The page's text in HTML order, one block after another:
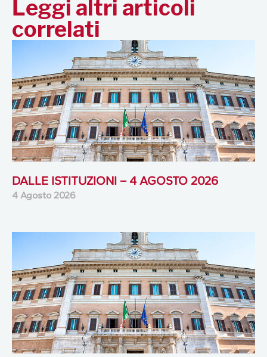
Leggi altri articoli
correlati
DALLE ISTITUZIONI – 4 AGOSTO 2026
4 Agosto 2026